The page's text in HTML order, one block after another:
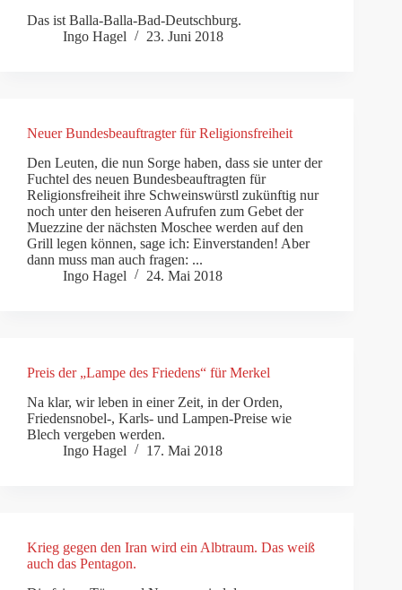
Das ist Balla-Balla-Bad-Deutschburg.
Ingo Hagel
23. Juni 2018
Neuer Bundesbeauftragter für Religionsfreiheit
Den Leuten, die nun Sorge haben, dass sie unter der
Fuchtel des neuen Bundesbeauftragten für
Religionsfreiheit ihre Schweinswürstl zukünftig nur
noch unter den heiseren Aufrufen zum Gebet der
Muezzine der nächsten Moschee werden auf den
Grill legen können, sage ich: Einverstanden! Aber
dann muss man auch fragen: ...
Ingo Hagel
24. Mai 2018
Preis der „Lampe des Friedens“ für Merkel
Na klar, wir leben in einer Zeit, in der Orden,
Friedensnobel-, Karls- und Lampen-Preise wie
Blech vergeben werden.
Ingo Hagel
17. Mai 2018
Krieg gegen den Iran wird ein Albtraum. Das weiß
auch das Pentagon.